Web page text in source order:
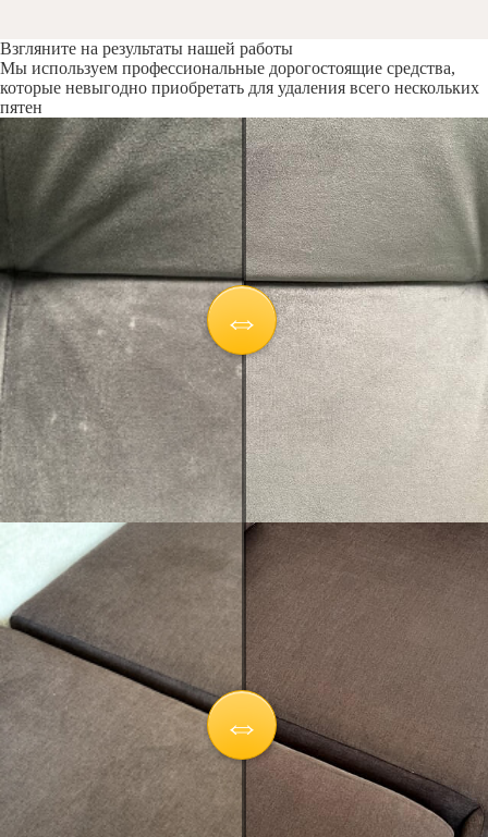
Взгляните на результаты нашей работы
Мы используем профессиональные дорогостоящие средства,
которые невыгодно приобретать для удаления всего нескольких
пятен